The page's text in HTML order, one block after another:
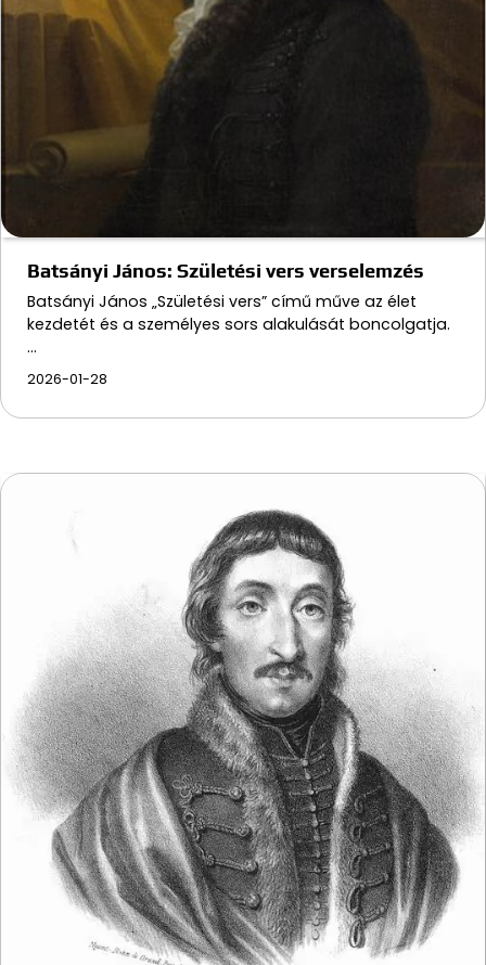
Batsányi János: Születési vers verselemzés
Batsányi János „Születési vers” című műve az élet
kezdetét és a személyes sors alakulását boncolgatja.
…
2026-01-28